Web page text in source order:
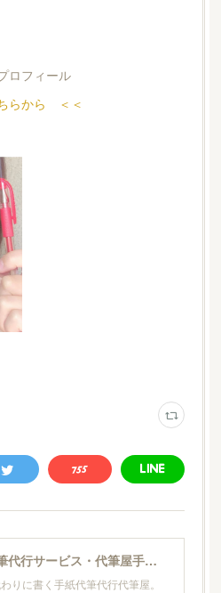
ロフィール
らから ＜＜
手紙代筆代行サービス・代筆屋手書き屋®
りに書く手紙代筆代行代筆屋。